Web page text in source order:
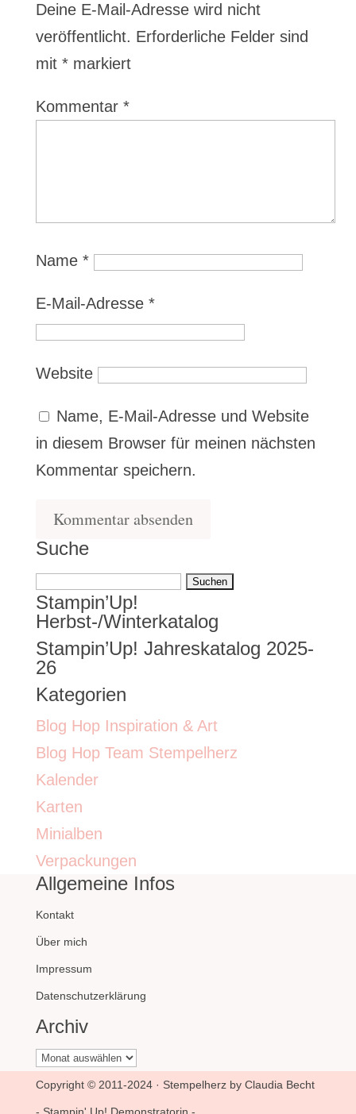
Deine E-Mail-Adresse wird nicht
veröffentlicht. Erforderliche Felder sind
mit *markiert
Kommentar *
Name *
E-Mail-Adresse *
Website
Name, E-Mail-Adresse und Website
in diesem Browser für meinen nächsten
Kommentar speichern.
Suche
Suchen
nach:
Stampin’Up!
Herbst-/Winterkatalog
Stampin’Up! Jahreskatalog 2025-
26
Kategorien
Blog Hop Inspiration & Art
Blog Hop Team Stempelherz
Kalender
Karten
Minialben
Verpackungen
Allgemeine Infos
Kontakt
Über mich
Impressum
Datenschutzerklärung
Archiv
Archiv
Copyright © 2011-2024 · Stempelherz by Claudia Becht